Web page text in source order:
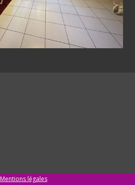
Mentions légales